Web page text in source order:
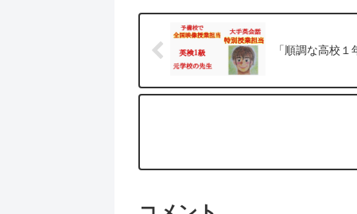
「順調な高校１